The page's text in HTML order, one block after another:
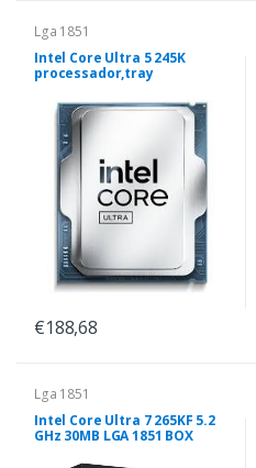
Lga 1851
Intel Core Ultra 5 245K
processador,tray
€188,68
Lga 1851
Intel Core Ultra 7 265KF 5.2
GHz 30MB LGA 1851 BOX